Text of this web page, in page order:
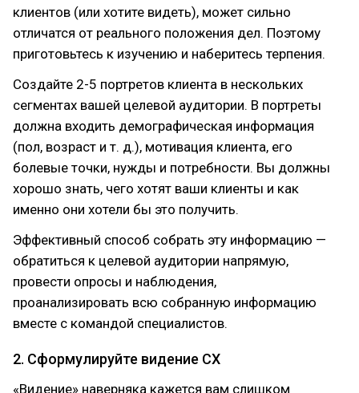
клиентов (или хотите видеть), может сильно
отличатся от реального положения дел. Поэтому
приготовьтесь к изучению и наберитесь терпения.
Создайте 2-5 портретов клиента в нескольких
сегментах вашей целевой аудитории. В портреты
должна входить демографическая информация
(пол, возраст и т. д.), мотивация клиента, его
болевые точки, нужды и потребности. Вы должны
хорошо знать, чего хотят ваши клиенты и как
именно они хотели бы это получить.
Эффективный способ собрать эту информацию —
обратиться к целевой аудитории напрямую,
провести опросы и наблюдения,
проанализировать всю собранную информацию
вместе с командой специалистов.
2. Сформулируйте видение CX
«Видение» наверняка кажется вам слишком